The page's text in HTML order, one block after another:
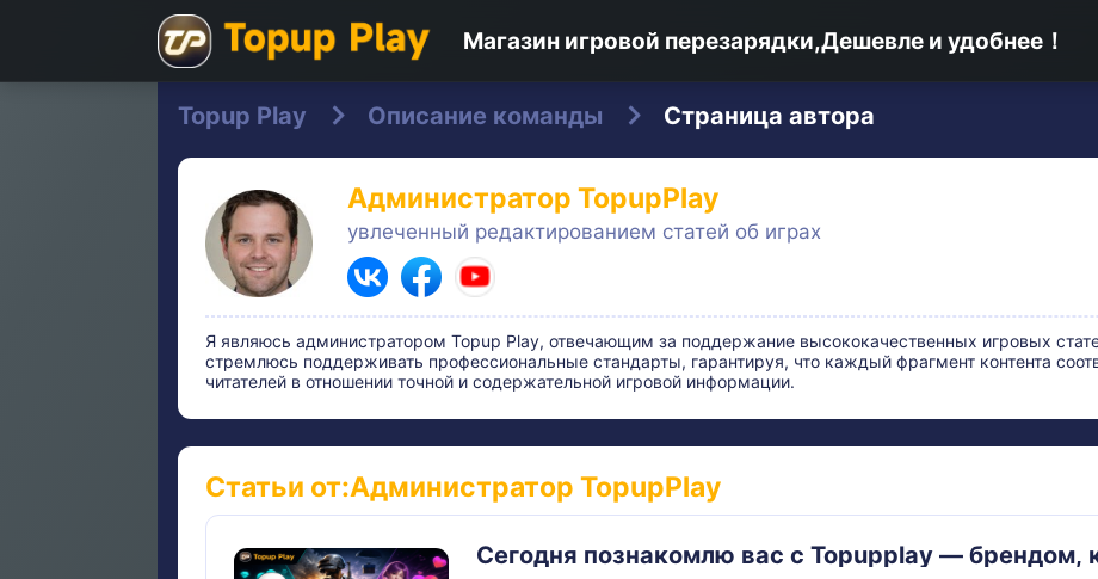
Магазин игровой перезарядки,Дешевле и удобнее！
Topup Play Описание команды Страница автора
Администратор TopupPlay
увлеченный редактированием статей об играх
Я являюсь администратором Topup Play, отвечающим за поддержание высококачественных игровых
стремлюсь поддерживать профессиональные стандарты, гарантируя, что каждый фрагмент контента
читателей в отношении точной и содержательной игровой информации.
Статьи от:Администратор TopupPlay
Сегодня познакомлю вас с Topupplay — брендом,